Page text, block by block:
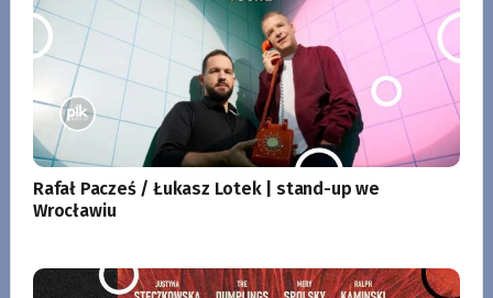
Rafał Pacześ / Łukasz Lotek | stand-up we
Wrocławiu